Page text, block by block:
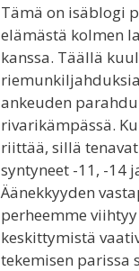
Tämä on isäblogi
elämästä kolmen
kanssa. Täällä
ankeuden
rivarikämpässä.
riittää, sillä
syntyneet -11, -14
Äänekkyyden
perheemme viihtyy
keskittymistä
tekemisen parissa